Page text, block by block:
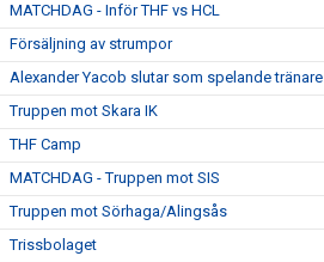
MATCHDAG - Inför THF vs HCL
Försäljning av strumpor
Alexander Yacob slutar som spelande tränare
Truppen mot Skara IK
THF Camp
MATCHDAG - Truppen mot SIS
Truppen mot Sörhaga/Alingsås
Trissbolaget